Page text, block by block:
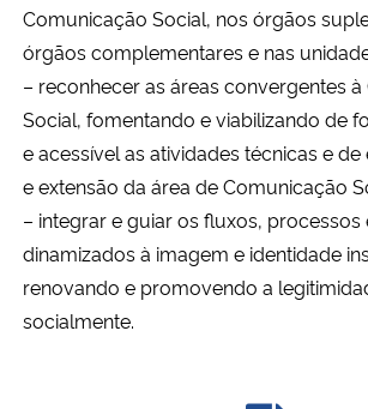
Ministério da Ciência, Tecnologia, Inovações e
Ministério do Desenvolvimento Regional
Controladoria-Geral da União
Comunicação Social, nos órgãos
órgãos complementares e nas
– reconhecer as áreas convergentes
Social, fomentando e viabilizando de
e acessível as atividades técnicas e de
e extensão da área de Comunicação
– integrar e guiar os fluxos, processos
dinamizados à imagem e identidade
renovando e promovendo a
socialmente.